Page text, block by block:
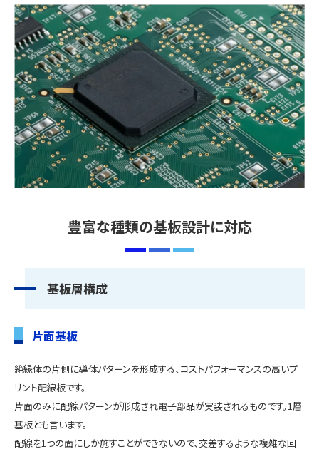
豊富な種類の基板設計に対応
基板層構成
片面基板
絶縁体の片側に導体パターンを形成する、コストパフォーマンスの高いプ
リント配線板です。
片面のみに配線パターンが形成され電子部品が実装されるものです。1層
基板とも言います。
配線を1つの面にしか施すことができないので、交差するような複雑な回